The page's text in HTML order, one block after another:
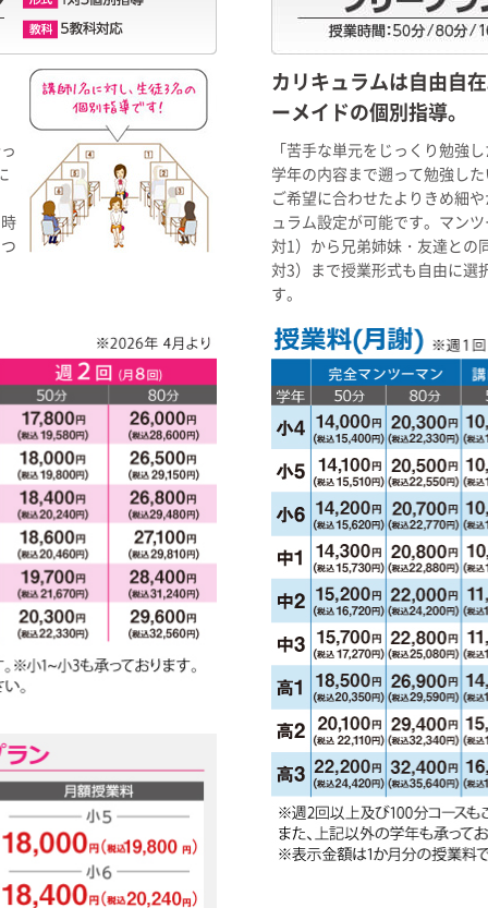
カリキュラムは自由自
ーメイドの個別指導。
「苦手な単元をじっくり勉強
学年の内容まで遡って勉強し
ご希望に合わせたよりきめ細
ュラム設定が可能です。マン
対1）から兄弟姉妹・友達との
対3）まで授業形式も自由に選
す。